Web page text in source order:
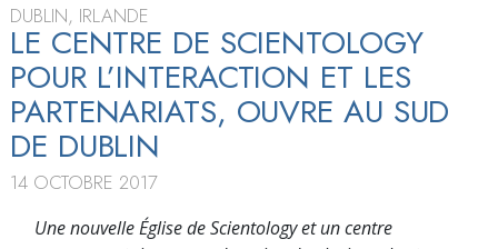
COMMUNAUTAIRE
DE
DUBLIN
DUBLIN, IRLANDE
LE CENTRE DE SCIENTOLOGY
POUR L’INTERACTION ET LES
PARTENARIATS, OUVRE AU SUD
DE DUBLIN
14 OCTOBRE 2017
Une nouvelle Église de Scientology et un centre